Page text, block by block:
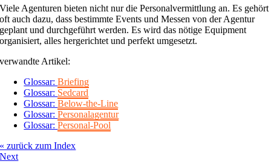
Viele Agenturen bieten nicht nur die Personalvermittlung an. Es gehört
oft auch dazu, dass bestimmte Events und Messen von der Agentur
geplant und durchgeführt werden. Es wird das nötige Equipment
organisiert, alles hergerichtet und perfekt umgesetzt.
verwandte Artikel:
Glossar:Briefing
Glossar: Sedcard
Glossar:Below-the-Line
Glossar:Personalagentur
Glossar:Personal-Pool
« zurück zum Index
Next